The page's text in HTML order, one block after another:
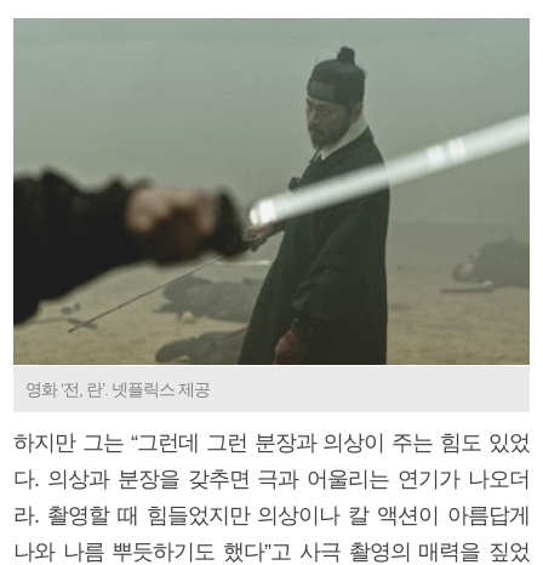
영화 ‘전, 란’. 넷플릭스 제공
하지만 그는 “그런데 그런 분장과 의상이 주는 힘도 있었
다. 의상과 분장을 갖추면 극과 어울리는 연기가 나오더
라. 촬영할 때 힘들었지만 의상이나 칼 액션이 아름답게
나와 나름 뿌듯하기도 했다”고 사극 촬영의 매력을 짚었